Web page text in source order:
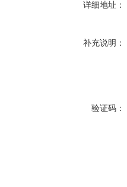
详细地址：
补充说明：
验证码：